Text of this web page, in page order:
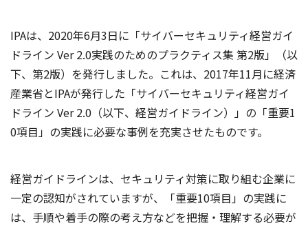
IPAは、2020年6月3日に「サイバーセキュリティ経営ガイ
ドライン Ver 2.0実践のためのプラクティス集 第2版」（以
下、第2版）を発行しました。これは、2017年11月に経済
産業省とIPAが発行した「サイバーセキュリティ経営ガイ
ドライン Ver 2.0（以下、経営ガイドライン）」の「重要1
0項目」の実践に必要な事例を充実させたものです。
経営ガイドラインは、セキュリティ対策に取り組む企業に
一定の認知がされていますが、「重要10項目」の実践に
は、手順や着手の際の考え方などを把握・理解する必要が